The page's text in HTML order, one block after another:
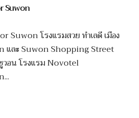
Suwon
Suwon โรงแรมสวย ทำเลดี เมือง
และ Suwon Shopping Street
วอน โรงแรม Novotel